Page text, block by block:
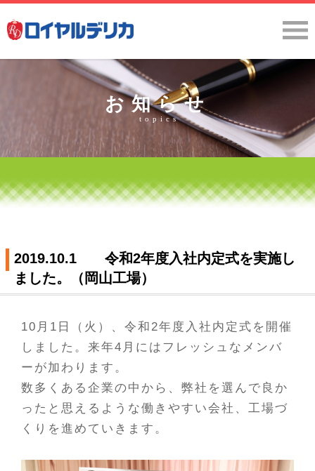
お知らせ
topics
2019.10.1 令和2年度入社内定式を実施し
ました。（岡山工場）
10月1日（火）、令和2年度入社内定式を開催
しました。来年4月にはフレッシュなメンバ
ーが加わります。
数多くある企業の中から、弊社を選んで良か
ったと思えるような働きやすい会社、工場づ
くりを進めていきます。